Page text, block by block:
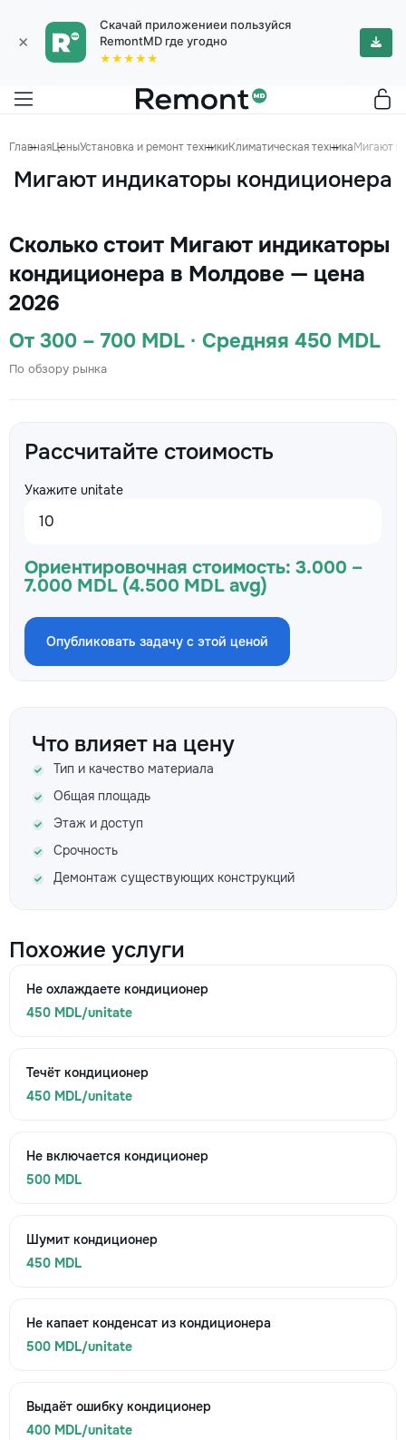
×
Скачай приложениеи пользуйся
RemontMD где угодно
★★★★★
ГлавнаяЦеныУстановка и ремонт техникиКлиматическая техникаМигают
Мигают индикаторы кондиционера
Сколько стоит Мигают индикаторы
кондиционера в Молдове — цена
2026
От 300 – 700 MDL · Средняя 450 MDL
По обзору рынка
Рассчитайте стоимость
Укажите unitate
Ориентировочная стоимость: 3.000 –
7.000 MDL (4.500 MDL avg)
Опубликовать задачу с этой ценой
Что влияет на цену
Тип и качество материала
Общая площадь
Этаж и доступ
Срочность
Демонтаж существующих конструкций
Похожие услуги
Не охлаждаете кондиционер
450 MDL/unitate
Течёт кондиционер
450 MDL/unitate
Не включается кондиционер
500 MDL
Шумит кондиционер
450 MDL
Не капает конденсат из кондиционера
500 MDL/unitate
Выдаёт ошибку кондиционер
400 MDL/unitate